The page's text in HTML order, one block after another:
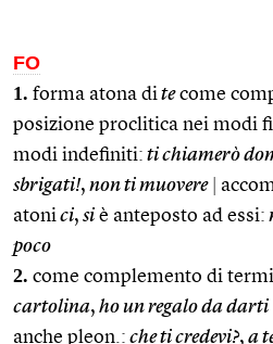
FO
1. forma atona di tecome
posizione proclitica nei modi
modi indefiniti: ti chiamerò
sbrigati!, non ti muovere
atoni ci, si è anteposto ad essi:
poco
2. come complemento di
cartolina, ho un regalo da darti
anche pleon.: che ti credevi?, a